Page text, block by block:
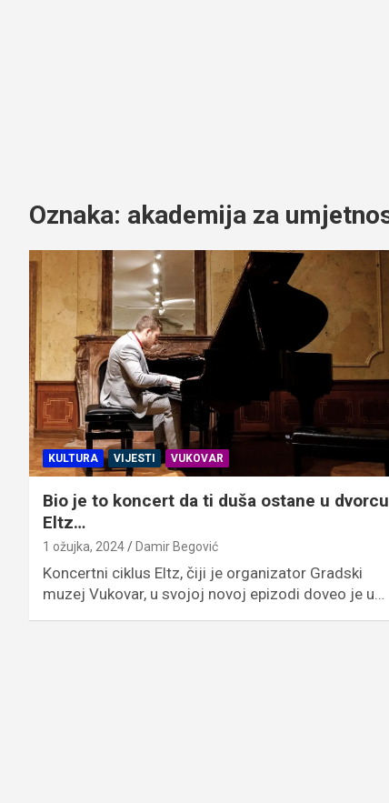
Oznaka: akademija za
KULTURA VIJESTI VUKOVAR
Bio je to koncert da ti duša ostane u dvorcu
Eltz…
1 ožujka, 2024 Damir Begović
Koncertni ciklus Eltz, čiji je organizator Gradski
muzej Vukovar, u svojoj novoj epizodi doveo je u…